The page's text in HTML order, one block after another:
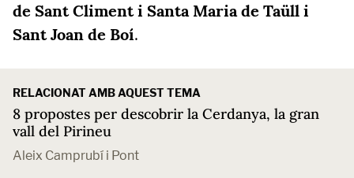
de Sant Climent i Santa Maria de Taüll i
Sant Joan de Boí.
RELACIONAT AMB AQUEST TEMA
8 propostes per descobrir la Cerdanya, la gran
vall del Pirineu
Aleix Camprubí i Pont